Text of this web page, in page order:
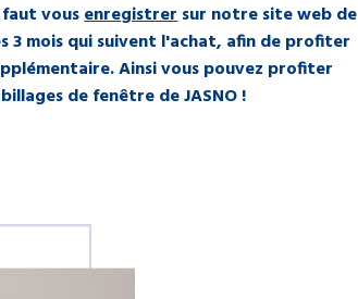
faut vousenregistrersur notre site web de
3 mois qui suivent l'achat, afin de profiter
Ainsi vous pouvez profiter
de fenêtre de JASNO !